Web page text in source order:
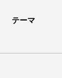
テーマ